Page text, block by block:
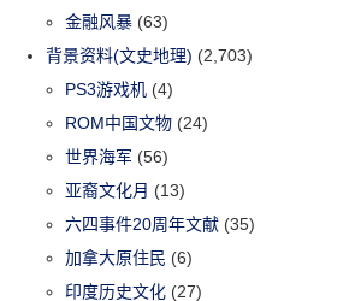
金融风暴 (63)
背景资料(文史地理) (2,703)
PS3游戏机 (4)
ROM中国文物 (24)
世界海军 (56)
亚裔文化月 (13)
六四事件20周年文献 (35)
加拿大原住民 (6)
印度历史文化 (27)